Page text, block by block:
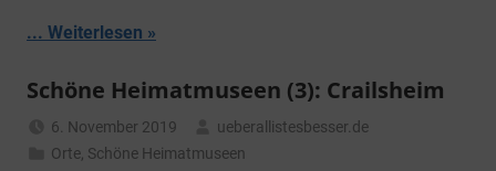
... Weiterlesen
Schöne Heimatmuseen (3): Crailsheim
6. November 2019
ueberallistesbesser.de
Orte Schöne Heimatmuseen